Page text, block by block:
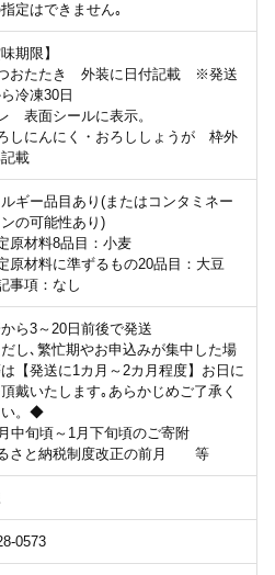
定はできません｡
味期限】
おたたき 外装に日付記載 ※発送
冷凍30日
表面シールに表示。
しにんにく・おろししょうが 枠外
載
ギー品目あり(またはコンタミネー
の可能性あり)
原材料8品目：小麦
原材料に準ずるもの20品目：大豆
事項：なし
ら3～20日前後で発送
し､繁忙期やお申込みが集中した場
【発送に1カ月～2カ月程度】お日に
戴いたします｡あらかじめご了承く
い。◆
中旬頃～1月下旬頃のご寄附
さと納税制度改正の前月 等
0573